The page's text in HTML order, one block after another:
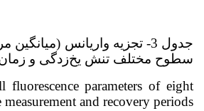
جدول 3- تجزیه واریانس
سطوح مختلف تنش یخ‌زدگی و زمان
parameters of eight
and recovery periods.